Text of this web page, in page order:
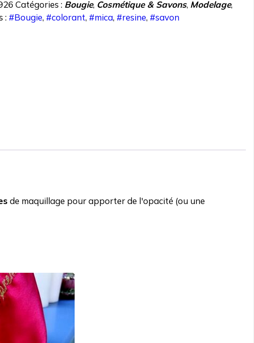
Catégories : Bougie, Cosmétique & Savons, Modelage,
: #Bougie, #colorant, #mica, #resine, #savon
de maquillage pour apporter de l'opacité (ou une